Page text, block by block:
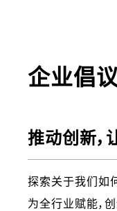
企业倡
推动创新，
探索关于我们如
为全行业赋能，